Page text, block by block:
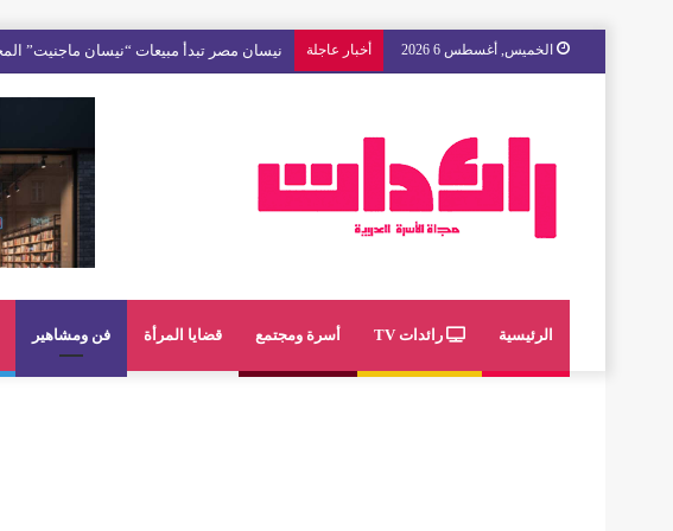
الخميس, أغسطس 6 2026 أخبار عاجلة مع « The Next Ad » ، إنوي يُسند حملته الإعلانية المقبلة إلى الشباب المغربي
الرئيسية رائدات TV أسرة ومجتمع قضايا المرأة فن ومشاهير